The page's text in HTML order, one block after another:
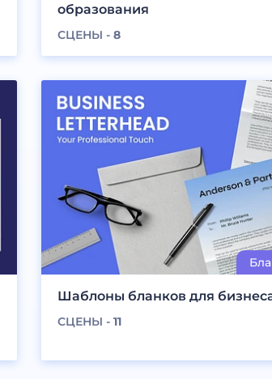
образования
СЦЕНЫ -8
Шаблоны бланков для
СЦЕНЫ -11